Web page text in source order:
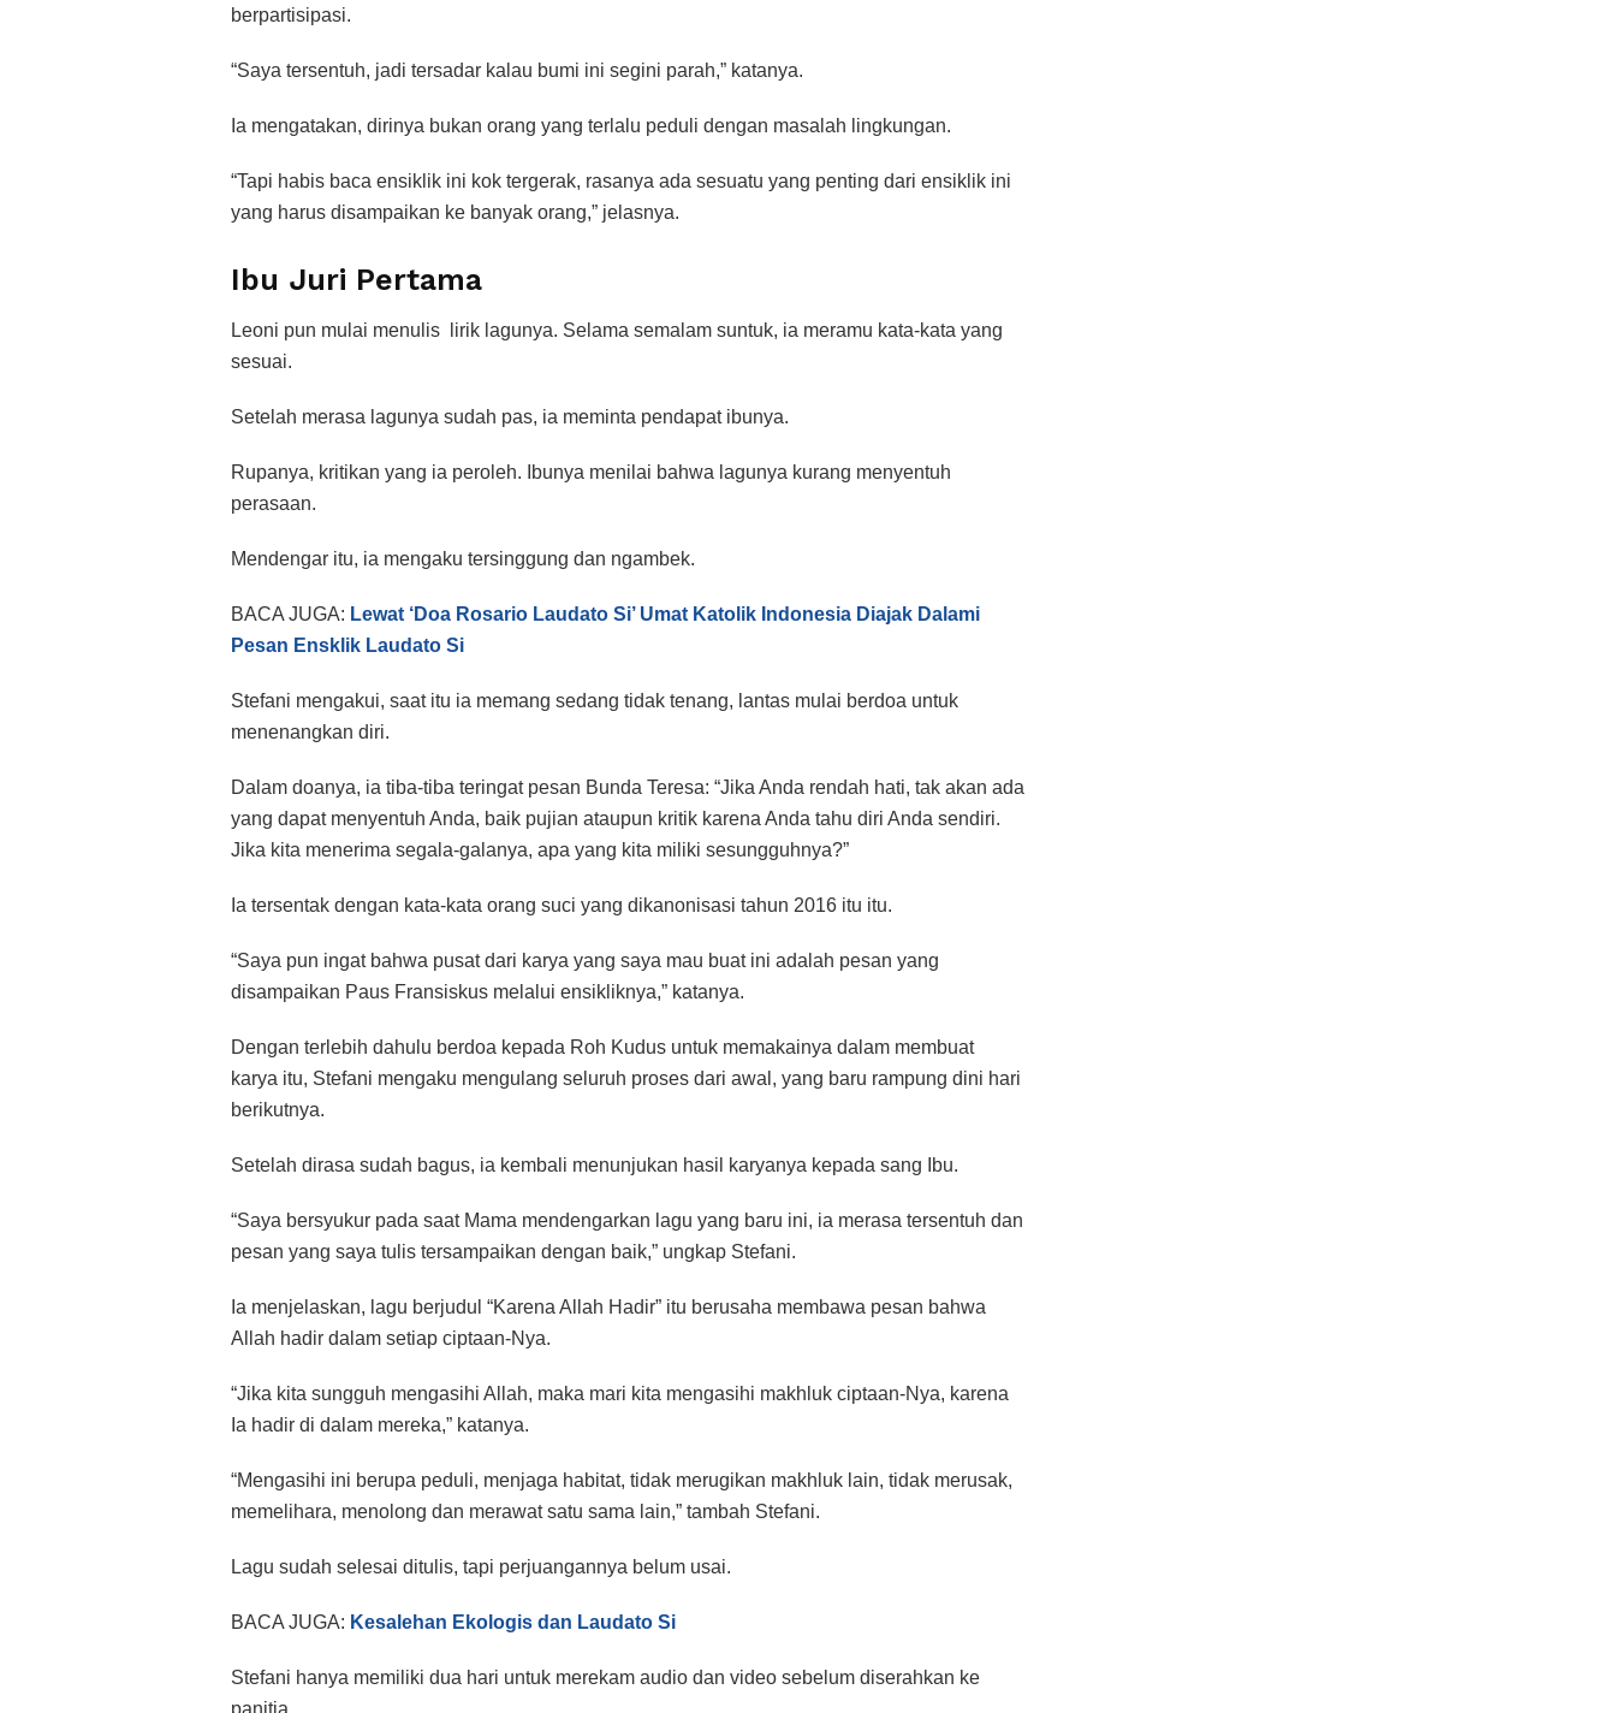
berpartisipasi.
“Saya tersentuh, jadi tersadar kalau bumi ini segini parah,” katanya.
Ia mengatakan, dirinya bukan orang yang terlalu peduli dengan masalah lingkungan.
“Tapi habis baca ensiklik ini kok tergerak, rasanya ada sesuatu yang penting dari ensiklik ini
yang harus disampaikan ke banyak orang,” jelasnya.
Ibu Juri Pertama
Leoni pun mulai menulis
lirik lagunya. Selama semalam suntuk, ia meramu kata-kata yang
sesuai.
Setelah merasa lagunya sudah pas, ia meminta pendapat ibunya.
Rupanya, kritikan yang ia peroleh. Ibunya menilai bahwa lagunya kurang menyentuh
perasaan.
Mendengar itu, ia mengaku tersinggung dan ngambek.
BACA JUGA: Lewat ‘Doa Rosario Laudato Si’ Umat Katolik Indonesia Diajak Dalami
Pesan Ensklik Laudato Si
Stefani mengakui, saat itu ia memang sedang tidak tenang, lantas mulai berdoa untuk
menenangkan diri.
Dalam doanya, ia tiba-tiba teringat pesan Bunda Teresa: “Jika Anda rendah hati, tak akan ada
yang dapat menyentuh Anda, baik pujian ataupun kritik karena Anda tahu diri Anda sendiri.
Jika kita menerima segala-galanya, apa yang kita miliki sesungguhnya?”
Ia tersentak dengan kata-kata orang suci yang dikanonisasi tahun 2016 itu itu.
“Saya pun ingat bahwa pusat dari karya yang saya mau buat ini adalah pesan yang
disampaikan Paus Fransiskus melalui ensikliknya,” katanya.
Dengan terlebih dahulu berdoa kepada Roh Kudus untuk memakainya dalam membuat
karya itu, Stefani mengaku mengulang seluruh proses dari awal, yang baru rampung dini hari
berikutnya.
Setelah dirasa sudah bagus, ia kembali menunjukan hasil karyanya kepada sang Ibu.
“Saya bersyukur pada saat Mama mendengarkan lagu yang baru ini, ia merasa tersentuh dan
pesan yang saya tulis tersampaikan dengan baik,” ungkap Stefani.
Ia menjelaskan, lagu berjudul “Karena Allah Hadir” itu berusaha membawa pesan bahwa
Allah hadir dalam setiap ciptaan-Nya.
“Jika kita sungguh mengasihi Allah, maka mari kita mengasihi makhluk ciptaan-Nya, karena
Ia hadir di dalam mereka,” katanya.
“Mengasihi ini berupa peduli, menjaga habitat, tidak merugikan makhluk lain, tidak merusak,
memelihara, menolong dan merawat satu sama lain,” tambah Stefani.
Lagu sudah selesai ditulis, tapi perjuangannya belum usai.
BACA JUGA: Kesalehan Ekologis dan Laudato Si
Stefani hanya memiliki dua hari untuk merekam audio dan video sebelum diserahkan ke